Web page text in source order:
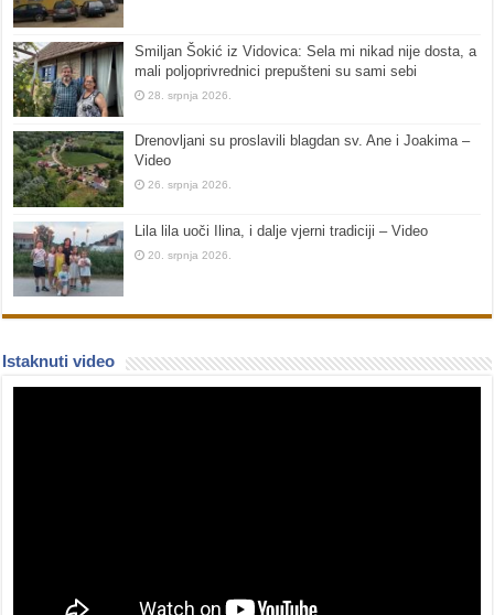
Smiljan Šokić iz Vidovica: Sela mi nikad nije dosta, a
mali poljoprivrednici prepušteni su sami sebi
28. srpnja 2026.
Drenovljani su proslavili blagdan sv. Ane i Joakima –
Video
26. srpnja 2026.
Lila lila uoči Ilina, i dalje vjerni tradiciji – Video
20. srpnja 2026.
Istaknuti video